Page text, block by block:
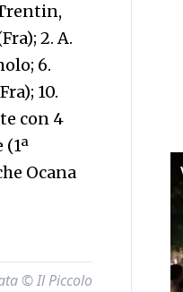
2. A.
6.
10.
con 4
Ocana
© Il Piccolo